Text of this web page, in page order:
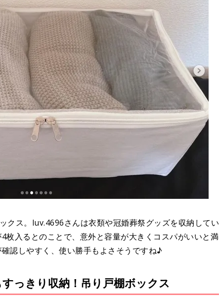
クス。luv.4696さんは衣類や冠婚葬祭グッズを収納してい
枚入るとのことで、意外と容量が大きくコスパがいいと満
認しやすく、使い勝手もよさそうですね♪
っきり収納！吊り戸棚ボックス